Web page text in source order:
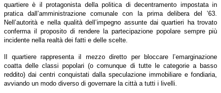
quartiere è il protagonista della politica di decentramento impostata in
pratica dall’amministrazione comunale con la prima delibera del ’63.
Nell’autorità e nella qualità dell’impegno assunte dai quartieri ha trovato
conferma il proposito di rendere la partecipazione popolare sempre più
incidente nella realtà dei fatti e delle scelte.
Il quartiere rappresenta il mezzo diretto per bloccare l’emarginazione
coatta delle classi popolari (o comunque di tutte le categorie a basso
reddito) dai centri conquistati dalla speculazione immobiliare e fondiaria,
avviando un modo diverso di governare la città a tutti i livelli.